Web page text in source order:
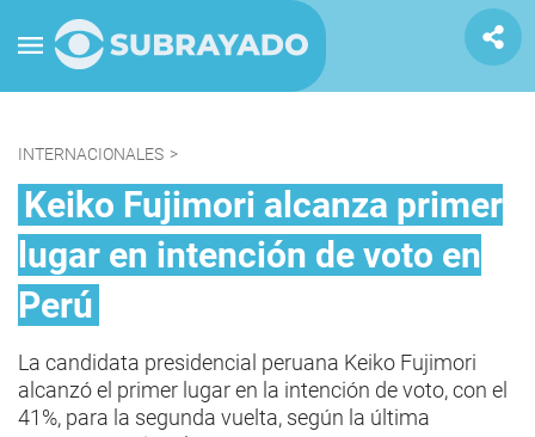
INTERNACIONALES >
Keiko Fujimori alcanza primer
lugar en intención de voto en
Perú
La candidata presidencial peruana Keiko Fujimori
alcanzó el primer lugar en la intención de voto, con el
41%, para la segunda vuelta, según la última